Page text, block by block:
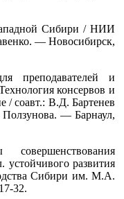
Сибири / НИИ
— Новосибирск,
преподавателей и
консервов и
/ соавт.: В.Д. Бартенев
— Барнаул,
совершенствования
развития
Сибири им. М.А.
32.